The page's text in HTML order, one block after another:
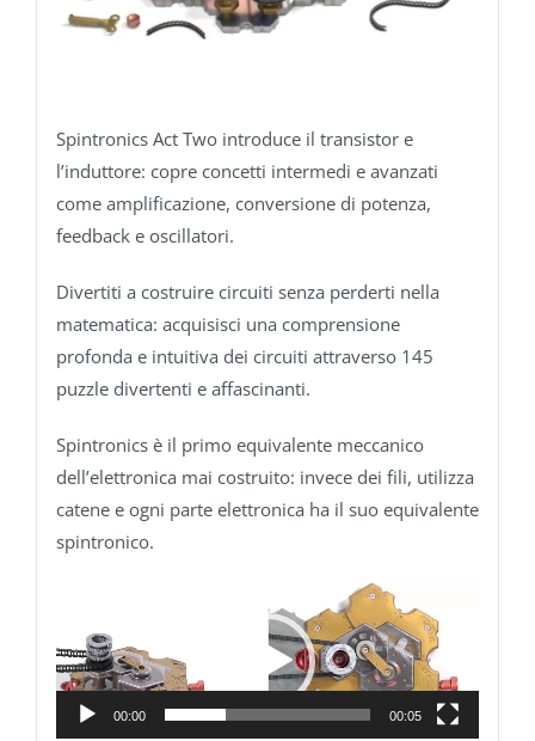
Spintronics Act Two introduce il transistor e
l’induttore: copre concetti intermedi e avanzati
come amplificazione, conversione di potenza,
feedback e oscillatori.
Divertiti a costruire circuiti senza perderti nella
matematica: acquisisci una comprensione
profonda e intuitiva dei circuiti attraverso 145
puzzle divertenti e affascinanti.
Spintronics è il primo equivalente meccanico
dell’elettronica mai costruito: invece dei fili, utilizza
catene e ogni parte elettronica ha il suo equivalente
spintronico.
Player
00:00 00:05